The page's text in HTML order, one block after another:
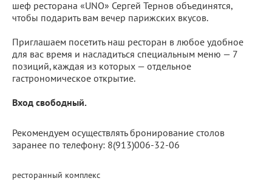
шеф ресторана «UNO» Сергей Тернов объединятся,
чтобы подарить вам вечер парижских вкусов.
Приглашаем посетить наш ресторан в любое удобное
для вас время и насладиться специальным меню — 7
позиций, каждая из которых — отдельное
гастрономическое открытие.
Вход свободный.
Рекомендуем осуществлять бронирование столов
заранее по телефону: 8(913)006-32-06
ресторанный комплекс